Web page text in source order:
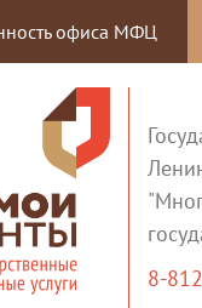
офиса МФЦ
8-